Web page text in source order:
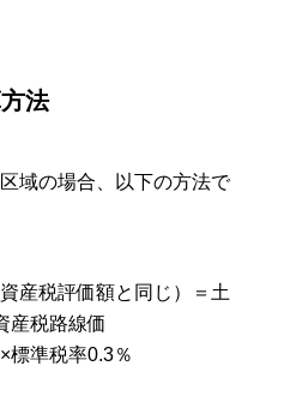
法
域の場合、以下の方法で
産税評価額と同じ）＝土
産税路線価
標準税率0.3％